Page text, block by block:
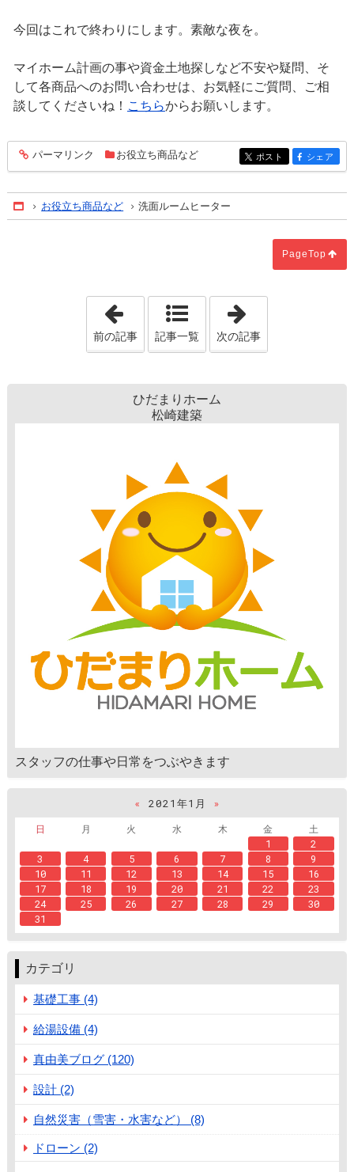
今回はこれで終わりにします。素敵な夜を。
マイホーム計画の事や資金土地探しなど不安や疑問、そ
して各商品へのお問い合わせは、お気軽にご質問、ご相
談してくださいね！ こちらからお願いします。
entry535
パーマリンク お役立ち商品など entry535
ポスト entry535
シェア
Home
お役立ち商品など 洗面ルームヒーター
PageTop
「注文住宅をお考えの方へ！電気配線の
前の記事 記事一覧 次の記事
ひだまりホーム
松崎建築
スタッフの仕事や日常をつぶやきます
« 2021年1月
»
日
月 火 水 木 金
土
1
2
3
4 5 6 7 8
9
10
11 12 13 14 15
16
17
18 19 20 21 22
23
24
25 26 27 28 29
30
31
カテゴリ
基礎工事 (4)
給湯設備 (4)
真由美ブログ (120)
設計 (2)
自然災害（雪害・水害など） (8)
ドローン (2)